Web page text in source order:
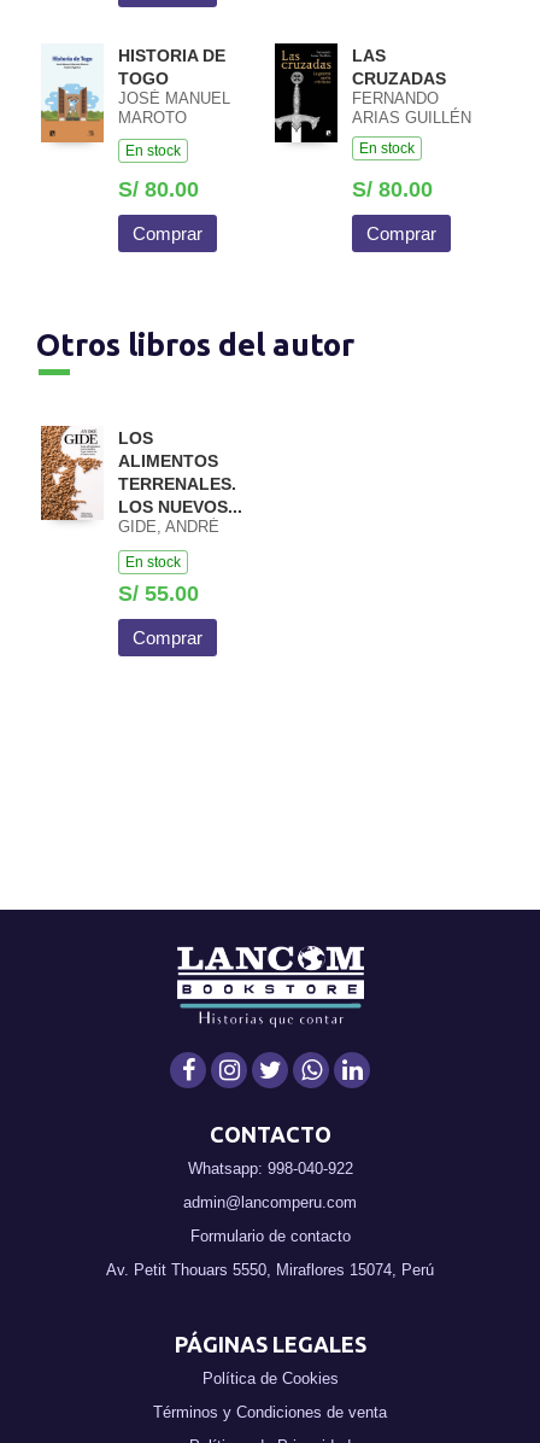
HISTORIA DE
TOGO
JOSÉ MANUEL
MAROTO
BLANCO /
KWAMI AGBEVE
En stock
S/ 80.00
Comprar
LAS
CRUZADAS
FERNANDO
ARIAS GUILLÉN
En stock
S/ 80.00
Comprar
Otros libros del autor
LOS
ALIMENTOS
TERRENALES.
LOS NUEVOS...
GIDE, ANDRÉ
En stock
S/ 55.00
Comprar
CONTACTO
Whatsapp: 998-040-922
admin@lancomperu.com
Formulario de contacto
Av. Petit Thouars 5550, Miraflores 15074, Perú
PÁGINAS LEGALES
Política de Cookies
Términos y Condiciones de venta